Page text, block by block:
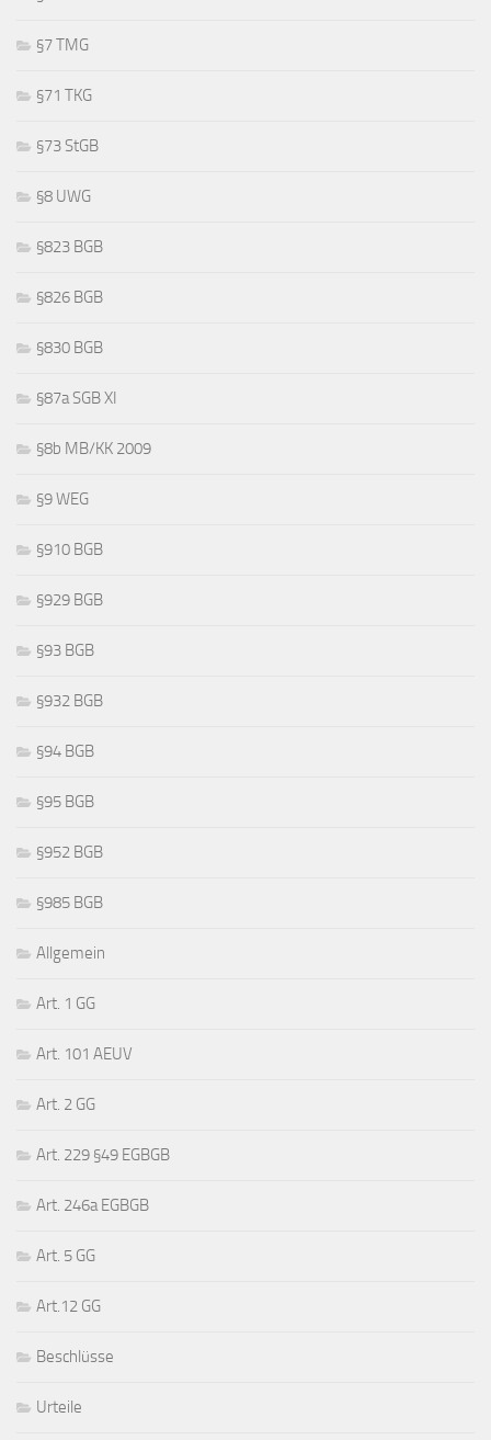
§7 TMG
§71 TKG
§73 StGB
§8 UWG
§823 BGB
§826 BGB
§830 BGB
§87a SGB XI
§8b MB/KK 2009
§9 WEG
§910 BGB
§929 BGB
§93 BGB
§932 BGB
§94 BGB
§95 BGB
§952 BGB
§985 BGB
Allgemein
Art. 1 GG
Art. 101 AEUV
Art. 2 GG
Art. 229 §49 EGBGB
Art. 246a EGBGB
Art. 5 GG
Art.12 GG
Beschlüsse
Urteile